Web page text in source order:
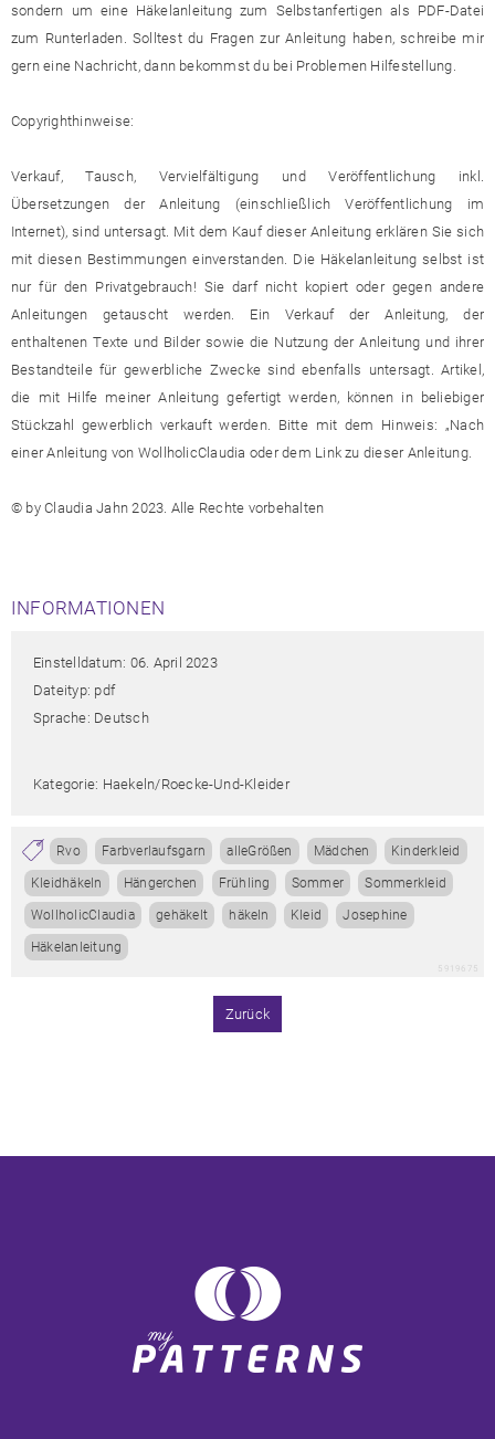
sondern um eine Häkelanleitung zum Selbstanfertigen als PDF-Datei
zum Runterladen. Solltest du Fragen zur Anleitung haben, schreibe mir
gern eine Nachricht, dann bekommst du bei Problemen Hilfestellung.
Copyrighthinweise:
Verkauf, Tausch, Vervielfältigung und Veröffentlichung inkl.
Übersetzungen der Anleitung (einschließlich Veröffentlichung im
Internet), sind untersagt. Mit dem Kauf dieser Anleitung erklären Sie sich
mit diesen Bestimmungen einverstanden. Die Häkelanleitung selbst ist
nur für den Privatgebrauch! Sie darf nicht kopiert oder gegen andere
Anleitungen getauscht werden. Ein Verkauf der Anleitung, der
enthaltenen Texte und Bilder sowie die Nutzung der Anleitung und ihrer
Bestandteile für gewerbliche Zwecke sind ebenfalls untersagt. Artikel,
die mit Hilfe meiner Anleitung gefertigt werden, können in beliebiger
Stückzahl gewerblich verkauft werden. Bitte mit dem Hinweis: „Nach
einer Anleitung von WollholicClaudia oder dem Link zu dieser Anleitung.
© by Claudia Jahn 2023. Alle Rechte vorbehalten
INFORMATIONEN
Einstelldatum: 06. April 2023
Dateityp: pdf
Sprache: Deutsch
Kategorie: Haekeln/roecke-Und-Kleider
Rvo Farbverlaufsgarn alleGrößen Mädchen Kinderkleid
Kleidhäkeln Hängerchen Frühling Sommer Sommerkleid
WollholicClaudia gehäkelt häkeln Kleid Josephine
Häkelanleitung
Zurück